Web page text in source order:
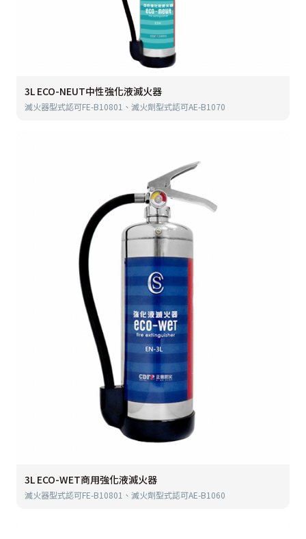
3L ECO-NEUT中性強化液滅火器
滅火器型式認可FE-B10801、滅火劑型式認可AE-B1070
3L ECO-WET商用強化液滅火器
滅火器型式認可FE-B10801、滅火劑型式認可AE-B1060